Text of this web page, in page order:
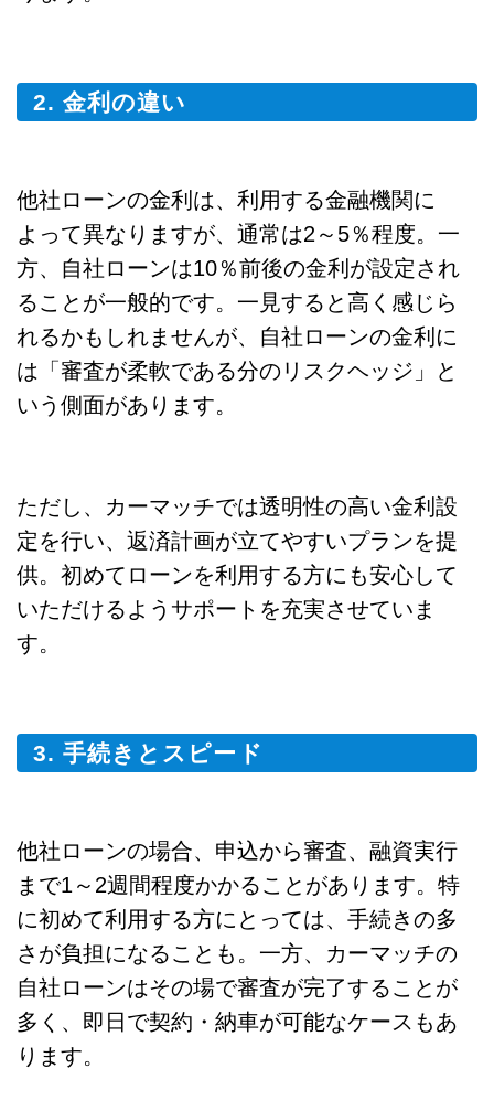
2. 金利の違い
他社ローンの金利は、利用する金融機関に
よって異なりますが、通常は2～5％程度。一
方、自社ローンは10％前後の金利が設定され
ることが一般的です。一見すると高く感じら
れるかもしれませんが、自社ローンの金利に
は「審査が柔軟である分のリスクヘッジ」と
いう側面があります。
ただし、カーマッチでは透明性の高い金利設
定を行い、返済計画が立てやすいプランを提
供。初めてローンを利用する方にも安心して
いただけるようサポートを充実させていま
す。
3. 手続きとスピード
他社ローンの場合、申込から審査、融資実行
まで1～2週間程度かかることがあります。特
に初めて利用する方にとっては、手続きの多
さが負担になることも。一方、カーマッチの
自社ローンはその場で審査が完了することが
多く、即日で契約・納車が可能なケースもあ
ります。